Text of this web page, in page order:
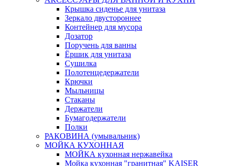
Крышка сиденье для унитаза
Зеркало двустороннее
Контейнер для мусора
Дозатор
Поручень для ванны
Ёршик для унитаза
Сушилка
Полотенцедержатели
Крючки
Мыльницы
Стаканы
Держатели
Бумагодержатели
Полки
РАКОВИНА (умывальник)
МОЙКА КУХОННАЯ
МОЙКА кухонная нержавейка
Мойка кухонная "гранитная" KAISER